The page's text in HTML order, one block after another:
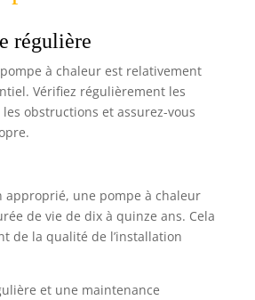
protection adaptée et prolongée à
les déchirures, le vent, la pluie,
la poussière. La bâche étanche est
aux bords grâce aux ourlets
De plus, les œillets en aluminium anti
tous les 100 cm sur les bords vous
véritable protection durable et une
TAILLES RÉELLES FINALES : 4x7m ;
4x9m ; 5x10m ; 6x12m ; 8x14m.
à d’autres vendeurs qui annonce
considérablement la taille finale,
est conforme à la taille indiquée soit
régulière
pompe à chaleur est relativement
Vérifiez régulièrement les
obstructions et assurez-vous
approprié, une pompe à chaleur
de vie de dix à quinze ans. Cela
de la qualité de l’installation
et une maintenance